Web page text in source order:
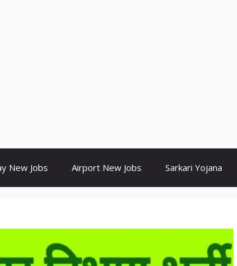
New Jobs Airport New Jobs Sarkari Yojana